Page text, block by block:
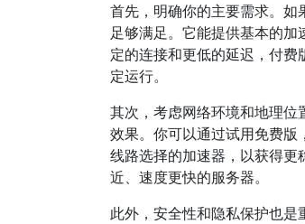
首先，明确你的主要需求。
足够满足。它能提供基本的
定的连接和更低的延迟，付
定运行。
其次，考虑网络环境和地理
效果。你可以通过试用免费
线路选择的加速器，以获得
近、速度更快的服务器。
此外，安全性和隐私保护也